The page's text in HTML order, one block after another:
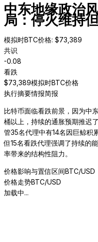
中东地缘政治
局：停火维持
模拟时BTC价格: $73,389
共识
-0.08
看跌
$73,389模拟时BTC价格
执行摘要情报简报
比特币面临看跌前景，因为中
桶以上，持续的通胀预期推迟
管35名代理中有14名因巨鲸积
但15名看跌代理强调了持续的
率带来的结构性阻力。
价格影响与置信区间BTC/USD
价格走势BTC/USD
加载中...